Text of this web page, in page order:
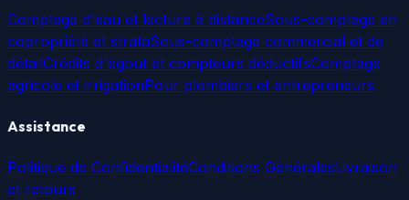
Comptage d'eau et lecture à distanceSous-comptage en
copropriété et strataSous-comptage commercial et de
détailCrédits d'égout et compteurs déductifsComptage
agricole et irrigationPour plombiers et entrepreneurs
Assistance
Politique de ConfidentialitéConditions GénéralesLivraison
et retours